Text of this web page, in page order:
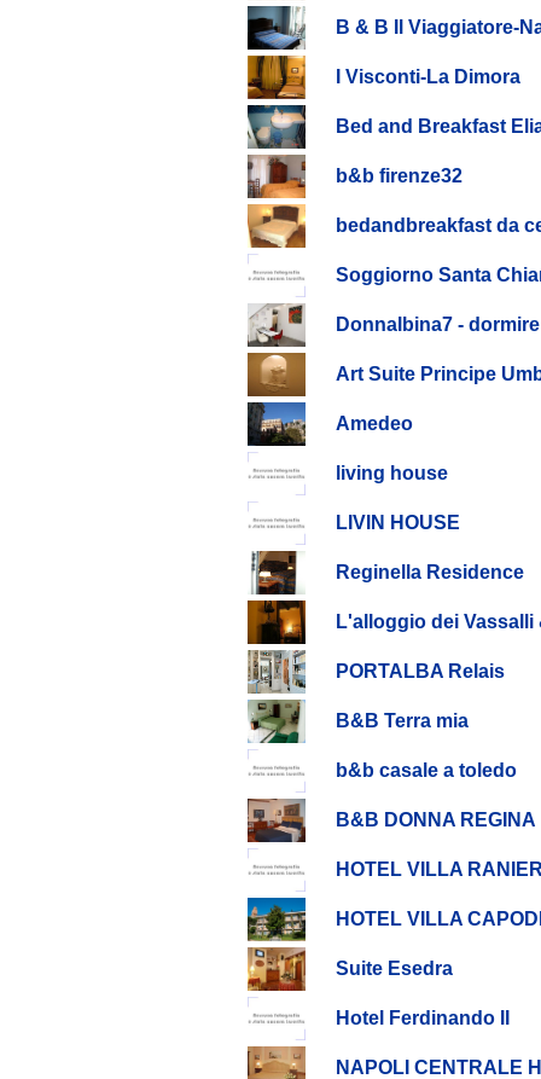
B & B Il Viaggiatore-
I Visconti-La Dimora
Bed and Breakfast
b&b firenze32
bedandbreakfast da
Soggiorno Santa
Donnalbina7 -
Art Suite Principe
Amedeo
living house
LIVIN HOUSE
Reginella Residence
L'alloggio dei Vassalli
PORTALBA Relais
B&B Terra mia
b&b casale a toledo
B&B DONNA REGINA
HOTEL VILLA
HOTEL VILLA
Suite Esedra
Hotel Ferdinando II
NAPOLI CENTRALE